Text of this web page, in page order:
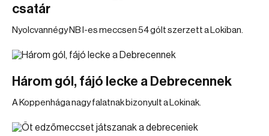
csatár
Nyolcvannégy NB I-es meccsen 54 gólt szerzett a Lokiban.
Három gól, fájó lecke a Debrecennek
A Koppenhága nagy falatnak bizonyult a Lokinak.